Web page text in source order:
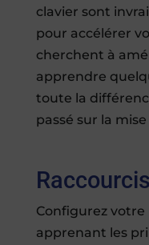
clavier sont
pour accélérer
cherchent à
apprendre
toute la
passé sur la
Configurez votre
apprenant les